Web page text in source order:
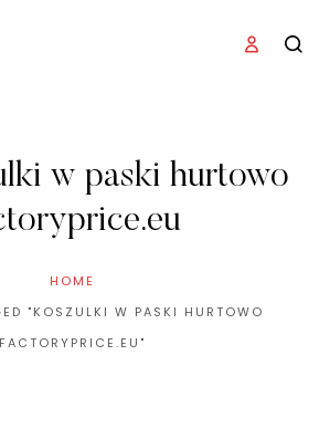
w paski hurtowo
HOME
"KOSZULKI W PASKI HURTOWO
FACTORYPRICE.EU"